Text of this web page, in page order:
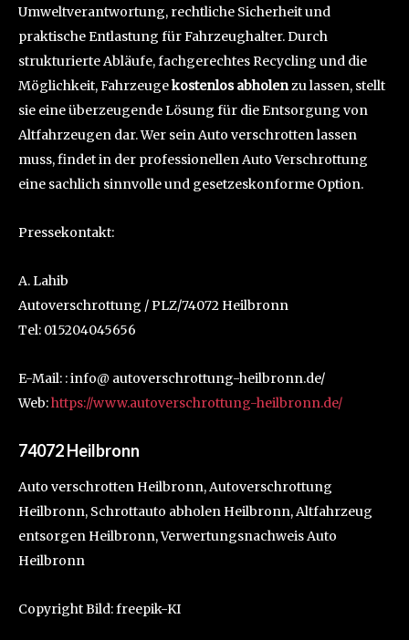
Umweltverantwortung, rechtliche Sicherheit und
praktische Entlastung für Fahrzeughalter. Durch
strukturierte Abläufe, fachgerechtes Recycling und die
Möglichkeit, Fahrzeugekostenlos abholen zu lassen, stellt
sie eine überzeugende Lösung für die Entsorgung von
Altfahrzeugen dar. Wer sein Auto verschrotten lassen
muss, findet in der professionellen Auto Verschrottung
eine sachlich sinnvolle und gesetzeskonforme Option.
Pressekontakt:
A. Lahib
Autoverschrottung / PLZ/74072 Heilbronn
Tel: 015204045656
E-Mail: : info@ autoverschrottung-heilbronn.de/
Web:https://www.autoverschrottung-heilbronn.de/
74072 Heilbronn
Auto verschrotten Heilbronn, Autoverschrottung
Heilbronn, Schrottauto abholen Heilbronn, Altfahrzeug
entsorgen Heilbronn, Verwertungsnachweis Auto
Heilbronn
Copyright Bild: freepik-KI